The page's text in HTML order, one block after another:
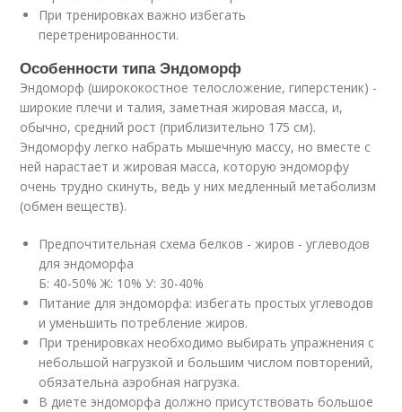
При тренировках важно избегать
перетренированности.
Особенности типа Эндоморф
Эндоморф (ширококостное телосложение, гиперстеник) -
широкие плечи и талия, заметная жировая масса, и,
обычно, средний рост (приблизительно 175 см).
Эндоморфу легко набрать мышечную массу, но вместе с
ней нарастает и жировая масса, которую эндоморфу
очень трудно скинуть, ведь у них медленный метаболизм
(обмен веществ).
Предпочтительная схема белков - жиров - углеводов
для эндоморфа
Б: 40-50% Ж: 10% У: 30-40%
Питание для эндоморфа: избегать простых углеводов
и уменьшить потребление жиров.
При тренировках необходимо выбирать упражнения с
небольшой нагрузкой и большим числом повторений,
обязательна аэробная нагрузка.
В диете эндоморфа должно присутствовать большое